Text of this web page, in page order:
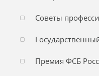
Советы
Премия ФСБ